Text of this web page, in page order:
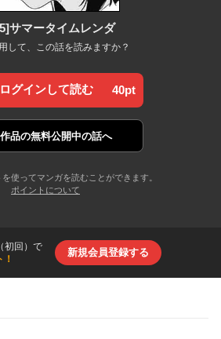
サマータイムレンダ
して、この話を読みますか？
ログインして読む 40pt
品の無料公開中の話へ
使ってマンガを読むことができます。
ポイントについて
初回）で
新規会員登録する